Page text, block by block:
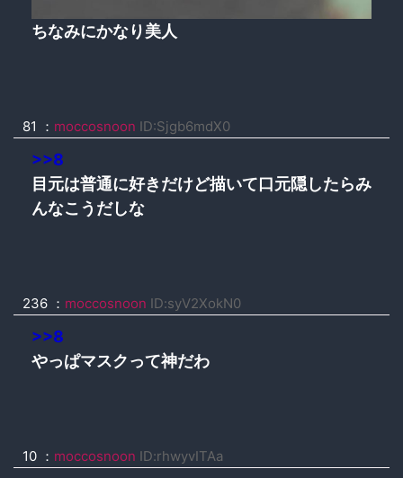
ちなみにかなり美人
81 ： moccosnoon ID:Sjgb6mdX0
>>8
目元は普通に好きだけど描いて口元隠したらみ
んなこうだしな
236 ： moccosnoon ID:syV2XokN0
>>8
やっぱマスクって神だわ
10 ： moccosnoon ID:rhwyvITAa